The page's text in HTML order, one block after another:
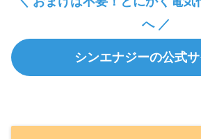
へ ／
シンエナジーの公式